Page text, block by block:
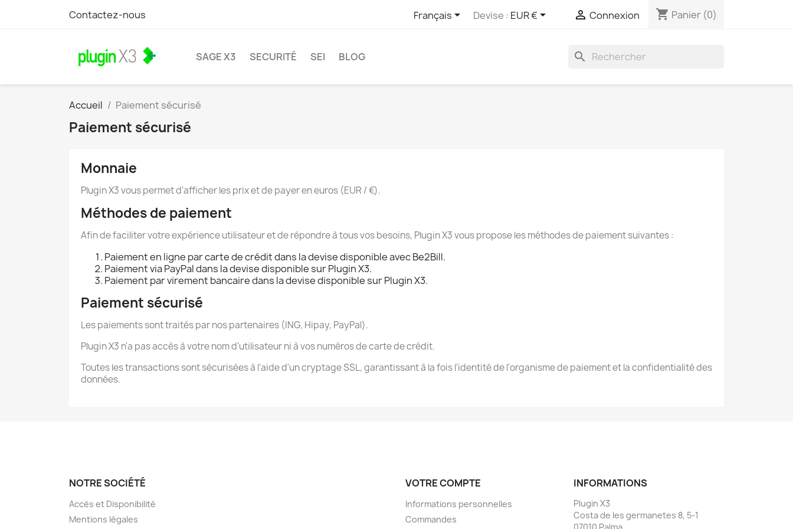
Contactez-nous Français Devise : EUR €  Connexion shopping_cart Panier (0)
SAGE X3 SECURITÉ SEI BLOG search
Accueil Paiement sécurisé
Paiement sécurisé
Monnaie
Plugin X3 vous permet d'afficher les prix et de payer en euros (EUR / €).
Méthodes de paiement
Afin de faciliter votre expérience utilisateur et de répondre à tous vos besoins, Plugin X3 vous propose les méthodes de paiement suivantes :
Paiement en ligne par carte de crédit dans la devise disponible avec Be2Bill.
Paiement via PayPal dans la devise disponible sur Plugin X3.
Paiement par virement bancaire dans la devise disponible sur Plugin X3.
Paiement sécurisé
Les paiements sont traités par nos partenaires (ING, Hipay, PayPal).
Plugin X3 n'a pas accès à votre nom d'utilisateur ni à vos numéros de carte de crédit.
Toutes les transactions sont sécurisées à l'aide d'un cryptage SSL, garantissant à la fois l'identité de l'organisme de paiement et la confidentialité des
données.
NOTRE SOCIÉTÉ
Accès et Disponibilité
Mentions légales
VOTRE COMPTE
Informations personnelles
Commandes
INFORMATIONS
Plugin X3
Costa de les germanetes 8, 5-1
07010 Palma